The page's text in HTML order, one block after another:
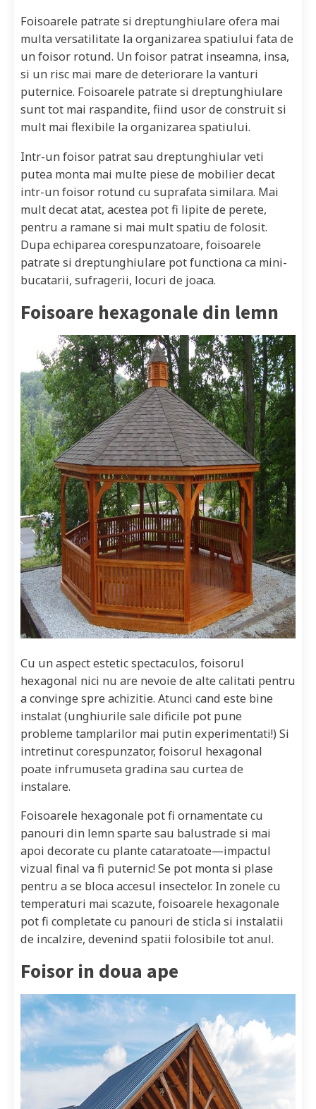
Foisoarele patrate si dreptunghiulare ofera mai
multa versatilitate la organizarea spatiului fata de
un foisor rotund. Un foisor patrat inseamna, insa,
si un risc mai mare de deteriorare la vanturi
puternice. Foisoarele patrate si dreptunghiulare
sunt tot mai raspandite, fiind usor de construit si
mult mai flexibile la organizarea spatiului.
Intr-un foisor patrat sau dreptunghiular veti
putea monta mai multe piese de mobilier decat
intr-un foisor rotund cu suprafata similara. Mai
mult decat atat, acestea pot fi lipite de perete,
pentru a ramane si mai mult spatiu de folosit.
Dupa echiparea corespunzatoare, foisoarele
patrate si dreptunghiulare pot functiona ca mini-
bucatarii, sufragerii, locuri de joaca.
Foisoare hexagonale din lemn
Cu un aspect estetic spectaculos, foisorul
hexagonal nici nu are nevoie de alte calitati pentru
a convinge spre achizitie. Atunci cand este bine
instalat (unghiurile sale dificile pot pune
probleme tamplarilor mai putin experimentati!) Si
intretinut corespunzator, foisorul hexagonal
poate infrumuseta gradina sau curtea de
instalare.
Foisoarele hexagonale pot fi ornamentate cu
panouri din lemn sparte sau balustrade si mai
apoi decorate cu plante cataratoate—impactul
vizual final va fi puternic! Se pot monta si plase
pentru a se bloca accesul insectelor. In zonele cu
temperaturi mai scazute, foisoarele hexagonale
pot fi completate cu panouri de sticla si instalatii
de incalzire, devenind spatii folosibile tot anul.
Foisor in doua ape